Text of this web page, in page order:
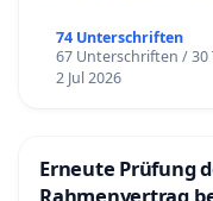
74 Unterschriften
67 Unterschriften / 30
2 Jul 2026
Erneute Prüfung
Rahmenvertrag